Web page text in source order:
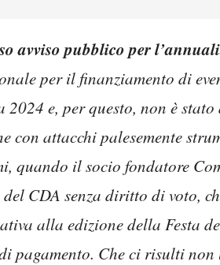
avviso pubblico per
per il finanziamento di
e, per questo, non è
con attacchi palesemente
quando il socio fondatore
CDA senza diritto di voto,
alla edizione della Festa
pagamento. Che ci risulti